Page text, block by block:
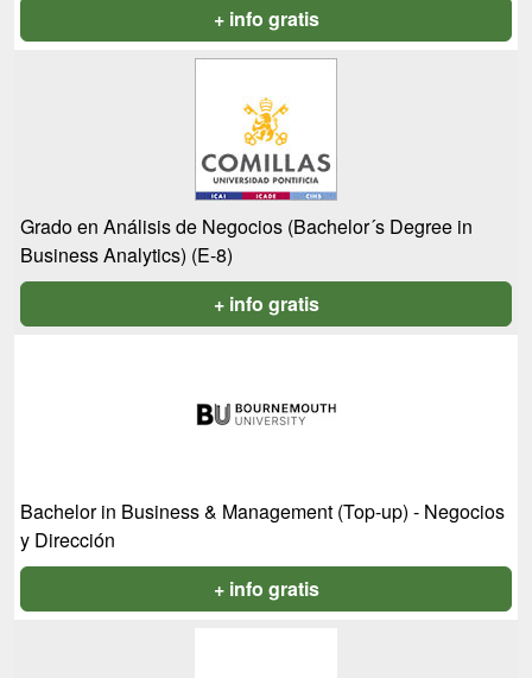
+ info gratis
Grado en Análisis de Negocios (Bachelor´s Degree in
Business Analytics) (E-8)
+ info gratis
Bachelor in Business & Management (Top-up) - Negocios
y Dirección
+ info gratis